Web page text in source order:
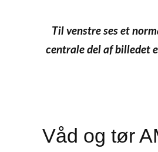
Til venstre ses et
centrale del af billedet
Våd og tør